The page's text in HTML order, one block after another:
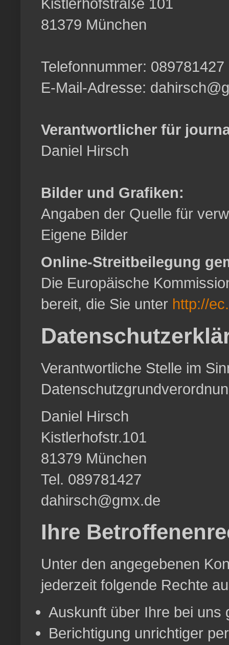
Kistlerhofstraße 101
81379 München
Telefonnummer: 089781427
E-Mail-Adresse:
Verantwortlicher für
Daniel Hirsch
Bilder und Grafiken:
Angaben der Quelle für
Eigene Bilder
Online-Streitbeilegung
Die Europäische
bereit, die Sie unter http://
Verantwortliche Stelle im
Daniel Hirsch
Kistlerhofstr.101
81379 München
Tel. 089781427
dahirsch@gmx.de
Ihre
Unter den angegebenen
jederzeit folgende Rechte
Auskunft über Ihre bei uns
Berichtigung unrichtiger